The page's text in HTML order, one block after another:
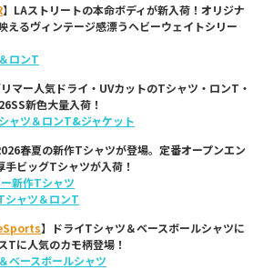
】LAストリートの本命ボディが新入荷！オリジナ
えるヴィンテージ感漂うヘビーウェイトシリー
ロンT
マー人気ドライ・UVカットのTシャツ・ロンT・
新色大量入荷！
ャツ＆ロンT&ジャケット
春夏の新作Tシャツが登場。定番オープンエン
手ビッグTシャツが入荷！
新作Tシャツ
シャツ＆ロンT
】ドライTシャツ＆ベースボールシャツに
Tに人気のカモ柄登場！
ベースボールシャツ